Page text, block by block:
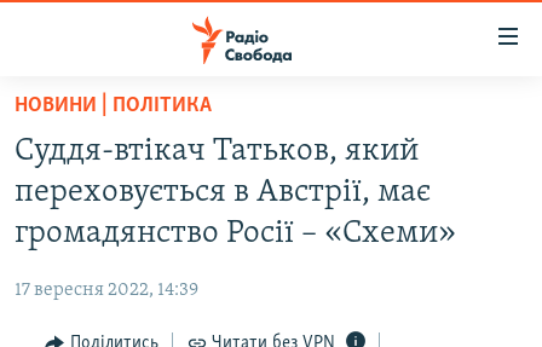
Перейти
основного
матеріалу
Перейти
до
основної
навігації
Перейти
ВСЕ ЗА ДОБУ
СТАТТІ
ЕКОНОМІКА
РОСІЙСЬКА «ФІЛЬТРАЦІЯ»
НОВИНИ | ПОЛІТИКА
Суддя-втікач Татьков, який
переховується в Австрії, має
громадянство Росії – «Схеми»
17 вересня 2022, 14:39